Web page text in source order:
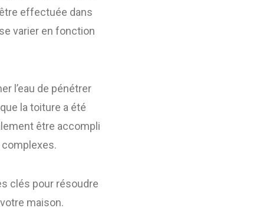
effectuée dans
varier en fonction
l’eau de pénétrer
la toiture a été
être accompli
clés pour résoudre
maison.